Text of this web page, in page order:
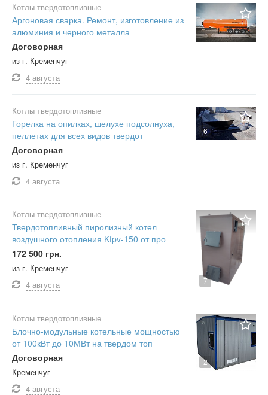
Котлы твердотопливные
Аргоновая сварка. Ремонт, изготовление из
алюминия и черного металла
Договорная
из г. Кременчуг
4 августа
6
Котлы твердотопливные
Горелка на опилках, шелухе подсолнуха,
пеллетах для всех видов твердот
Договорная
из г. Кременчуг
4 августа
7
Котлы твердотопливные
Твердотопливный пиролизный котел
воздушного отопления Kfpv-150 от про
172 500 грн.
из г. Кременчуг
4 августа
2
Котлы твердотопливные
Блочно-модульные котельные мощностью
от 100кВт до 10МВт на твердом топ
Договорная
Кременчуг
4 августа